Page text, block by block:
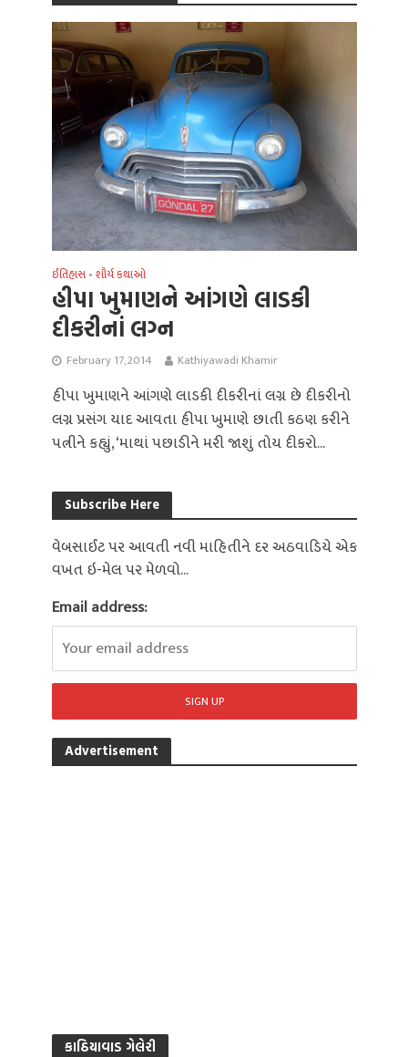
ઈતિહાસ • શૌર્ય કથાઓ
હીપા ખુમાણને આંગણે લાડકી
દીકરીનાં લગ્ન
February 17, 2014 Kathiyawadi Khamir
હીપા ખુમાણને આંગણે લાડકી દીકરીનાં લગ્ન છે દીકરીનો
લગ્ન પ્રસંગ યાદ આવતા હીપા ખુમાણે છાતી કઠણ કરીને
પત્નીને કહ્યું, ‘માથાં પછાડીને મરી જાશું તોય દીકરો...
Subscribe Here
વેબસાઈટ પર આવતી નવી માહિતીને દર અઠવાડિયે એક
વખત ઇ-મેલ પર મેળવો...
Email address:
Advertisement
કાઠિયાવાડ ગેલેરી